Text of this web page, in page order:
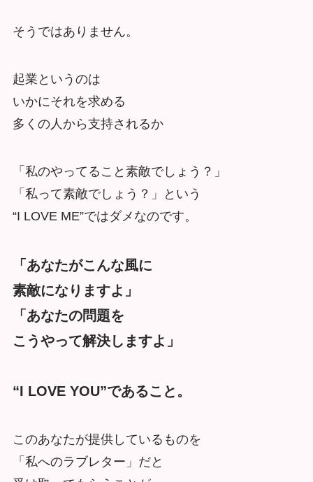
そうではありません。
起業というのは
いかにそれを求める
多くの人から支持されるか
「私のやってること素敵でしょう？」
「私って素敵でしょう？」という
“I LOVE ME”ではダメなのです。
「あなたがこんな風に
素敵になりますよ」
「あなたの問題を
こうやって解決しますよ」
“I LOVE YOU”であること。
このあなたが提供しているものを
「私へのラブレター」だと